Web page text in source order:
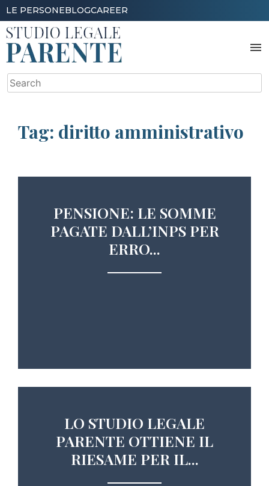
Skip
to
content
LE PERSONEBLOGCAREER
menu
Search
for:
Tag: diritto amministrativo
PENSIONE: LE SOMME
PAGATE DALL’INPS PER
ERRO...
LO STUDIO LEGALE
PARENTE OTTIENE IL
RIESAME PER IL...